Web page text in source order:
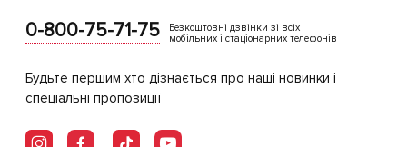
0-800-75-71-75
Безкоштовні дзвінки зі всіх
мобільних і стаціонарних телефонів
Будьте першим хто дізнається про наші новинки і
спеціальні пропозиції